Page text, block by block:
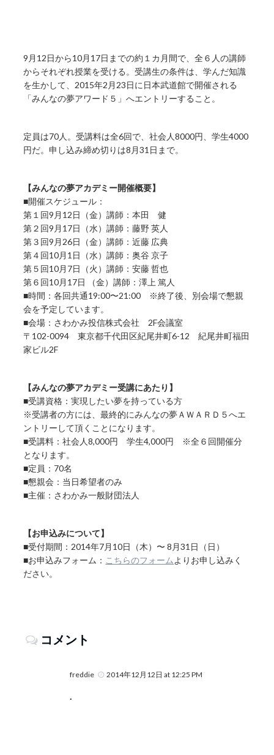
9月12日から10月17日までの約１カ月間で、全６人の講師
からそれぞれ授業を受ける。受講生の条件は、学んだ知識
を生かして、2015年2月23日に日本武道館で開催される
「みんなの夢アワード５」へエントリーすること。
定員は70人。受講料は全6回で、社会人8000円、学生4000
円だ。申し込み締め切りは8月31日まで。
【みんなの夢アカデミー開催概要】
■開催スケジュール：
第１回9月12日（金）講師：本田 健
第２回9月17日（水）講師：藤野 英人
第３回9月26日（金）講師：近藤 広典
第４回10月1日（水）講師：奥谷 京子
第５回10月7日（火）講師：安藤 哲也
第６回10月17日 （金）講師：澤上 篤人
■時間：各回共通19:00〜21:00 ※終了後、別会場で懇親
会を予定しています。
■会場：さわかみ投信株式会社 2F会議室
〒102-0094 東京都千代田区紀尾井町6-12 紀尾井町福田
家ビル2F
【みんなの夢アカデミー受講にあたり】
■受講資格：実現したい夢を持っている方
※受講者の方には、最終的にみんなの夢ＡＷＡＲＤ５へエ
ントリーして頂くことになります。
■受講料：社会人8,000円 学生4,000円 ※全６回開催分
となります。
■定員：70名
■懇親会：当日希望者のみ
■主催：さわかみ一般財団法人
【お申込みについて】
■受付期間：2014年7月10日（木）〜 8月31日（日）
■お申込みフォーム： こちらのフォーム よりお申し込みく
ださい。
コメント
freddie 2014年12月12日 at 12:25 PM
.